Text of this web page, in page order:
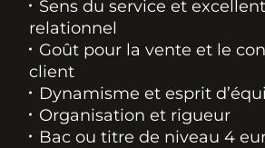
Sens du service et excellent
relationnel
Goût pour la vente et le
client
Dynamisme et esprit
Organisation et rigueur
Bac ou titre de niveau 4